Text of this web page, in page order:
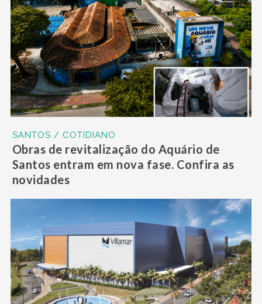
SANTOS / COTIDIANO
Obras de revitalização do Aquário de
Santos entram em nova fase. Confira as
novidades